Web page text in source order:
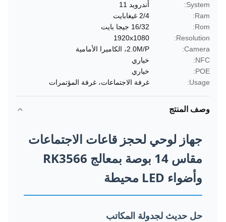
System:
أندرويد 11
Ram:
2/4 غيغابايت
Rom:
16/32 جيجا بايت
Resolution:
1920x1080
Camera:
2.0M/P، الكاميرا الأمامية
NFC:
خياري
POE:
خياري
Usage:
غرفة الاجتماعات، غرفة المؤتمرات
وصف المنتج
جهاز لوحي لحجز قاعات الاجتماعات
مقاس 14 بوصة بمعالج RK3566
وأضواء LED محيطة
حل حديث لجدولة المكاتب